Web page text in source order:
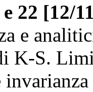
22 [12/
e
K-S.